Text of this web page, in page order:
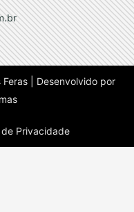
| Desenvolvido por
Privacidade